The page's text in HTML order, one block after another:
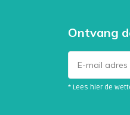
Ontvang
* Lees hier de